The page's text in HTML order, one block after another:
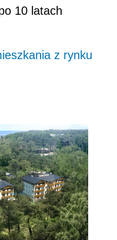
10 latach
z rynku